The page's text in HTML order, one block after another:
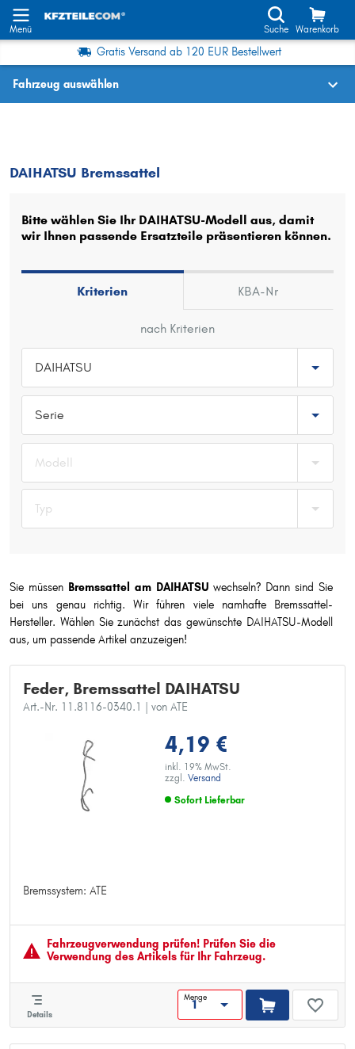
Menü Suche Warenkorb
Gratis Versand ab 120 EUR Bestellwert
Fahrzeug auswählen
Wo finde ich die?
Oder
Hersteller wählen
Typ wählen
DAIHATSU Bremssattel
Bitte wählen Sie Ihr DAIHATSU-Modell aus, damit
wir Ihnen passende Ersatzteile präsentieren können.
Kriterien KBA-Nr
nach Kriterien
DAIHATSU
Serie
Modell
Typ
Sie müssen Bremssattel am DAIHATSU wechseln? Dann sind Sie
bei uns genau richtig. Wir führen viele namhafte Bremssattel-
Hersteller. Wählen Sie zunächst das gewünschte DAIHATSU-Modell
aus, um passende Artikel anzuzeigen!
Feder, Bremssattel DAIHATSU
Art.-Nr. 11.8116-0340.1 | von ATE
4,19 €
inkl. 19% MwSt.
zzgl. Versand
Sofort Lieferbar
Bremssystem: ATE
Bremssystem: ATE
Fahrzeugver­wendung prüfen! Prüfen Sie die
Verwendung des Artikels für Ihr Fahrzeug.
Details
Menge